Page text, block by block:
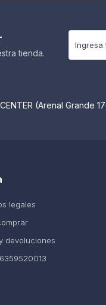
tienda.
(Arenal Grande
legales
devoluciones